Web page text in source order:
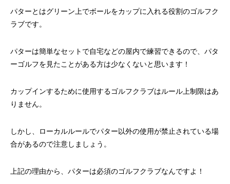
パターとはグリーン上でボールをカップに入れる役割のゴルフク
ラブです。
パターは簡単なセットで自宅などの屋内で練習できるので、パタ
ーゴルフを見たことがある方は少なくないと思います！
カップインするために使用するゴルフクラブはルール上制限はあ
りません。
しかし、ローカルルールでパター以外の使用が禁止されている場
合があるので注意しましょう。
上記の理由から、パターは必須のゴルフクラブなんですよ！